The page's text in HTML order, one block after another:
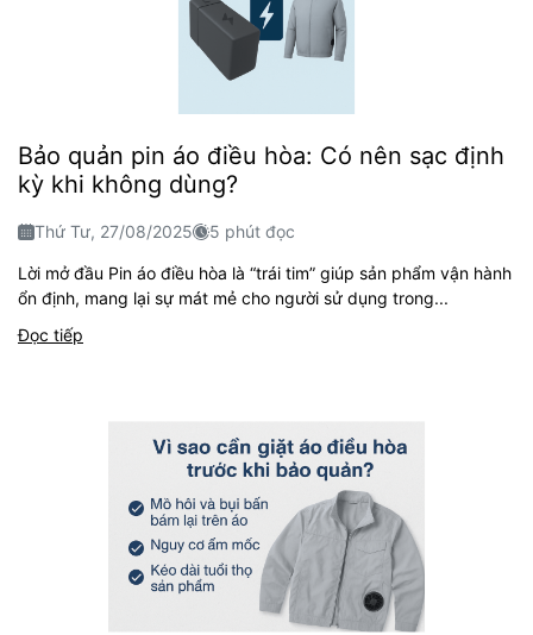
Bảo quản pin áo điều hòa: Có nên sạc định
kỳ khi không dùng?
Thứ Tư, 27/08/2025 5 phút đọc
Lời mở đầu Pin áo điều hòa là “trái tim” giúp sản phẩm vận hành
ổn định, mang lại sự mát mẻ cho người sử dụng trong...
Đọc tiếp